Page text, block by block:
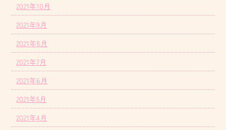
2021年10月
2021年9月
2021年8月
2021年7月
2021年6月
2021年5月
2021年4月